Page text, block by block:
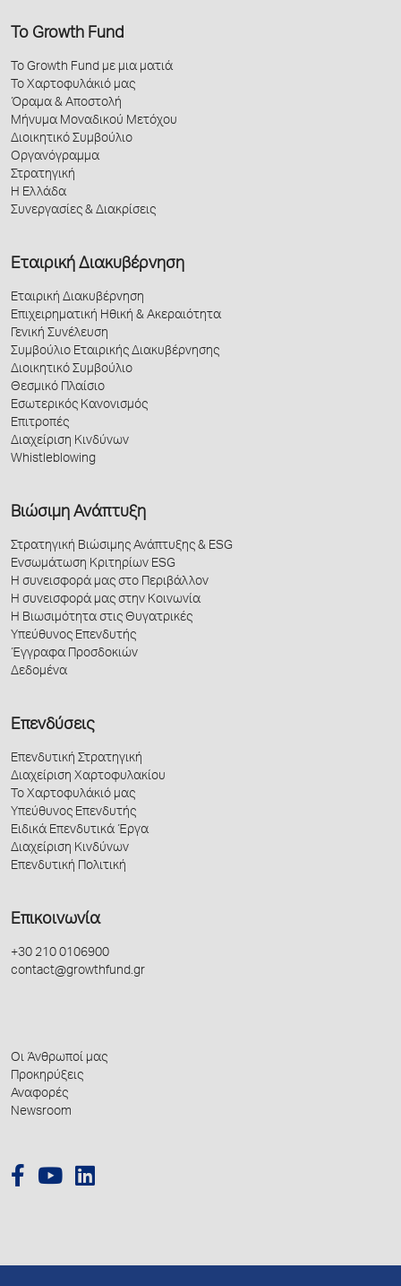
Το Growth Fund
Το Growth Fund με μια ματιά
Το Χαρτοφυλάκιό μας
Όραμα & Αποστολή
Μήνυμα Μοναδικού Μετόχου
Διοικητικό Συμβούλιο
Οργανόγραμμα
Στρατηγική
Η Ελλάδα
Συνεργασίες & Διακρίσεις
Εταιρική Διακυβέρνηση
Εταιρική Διακυβέρνηση
Επιχειρηματική Ηθική & Ακεραιότητα
Γενική Συνέλευση
Συμβούλιο Εταιρικής Διακυβέρνησης
Διοικητικό Συμβούλιο
Θεσμικό Πλαίσιο
Εσωτερικός Κανονισμός
Επιτροπές
Διαχείριση Κινδύνων
Whistleblowing
Βιώσιμη Ανάπτυξη
Στρατηγική Βιώσιμης Ανάπτυξης & ESG
Ενσωμάτωση Κριτηρίων ESG
Η συνεισφορά μας στο Περιβάλλον
Η συνεισφορά μας στην Κοινωνία
Η Βιωσιμότητα στις Θυγατρικές
Υπεύθυνος Επενδυτής
Έγγραφα Προσδοκιών
Δεδομένα
Επενδύσεις
Επενδυτική Στρατηγική
Διαχείριση Χαρτοφυλακίου
Το Χαρτοφυλάκιό μας
Υπεύθυνος Επενδυτής
Ειδικά Επενδυτικά Έργα
Διαχείριση Κινδύνων
Επενδυτική Πολιτική
Επικοινωνία
+30 210 0106900
contact@growthfund.gr
Οι Άνθρωποί μας
Προκηρύξεις
Αναφορές
Newsroom